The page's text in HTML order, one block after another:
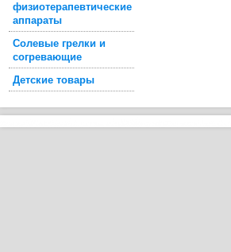
физиотерапевтические
аппараты
Солевые грелки и
согревающие
Детские товары